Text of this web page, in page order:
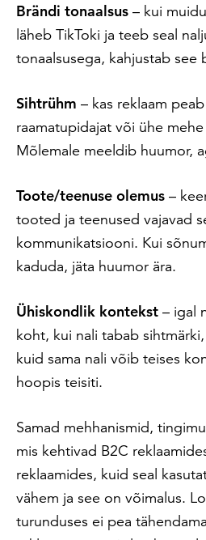
Brändi tonaalsus – kui
läheb TikToki ja teeb seal
tonaalsusega, kahjustab see
Sihtrühm – kas reklaam
raamatupidajat või ühe
Mõlemale meeldib huumor,
Toote/teenuse olemus –
tooted ja teenused vajavad
kommunikatsiooni. Kui
kaduda, jäta huumor ära.
Ühiskondlik kontekst – igal
koht, kui nali tabab
kuid sama nali võib teises
hoopis teisiti.
Samad mehhanismid,
mis kehtivad B2C
reklaamides, kuid seal
vähem ja see on võimalus.
turunduses ei pea